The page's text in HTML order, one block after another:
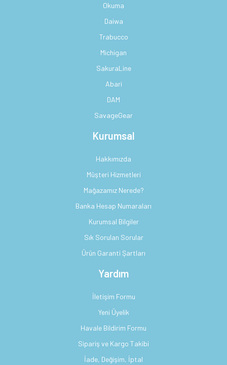
Okuma
Daiwa
Trabucco
Michigan
SakuraLine
Abari
DAM
SavageGear
Kurumsal
Hakkımızda
Müşteri Hizmetleri
Mağazamız Nerede?
Banka Hesap Numaraları
Kurumsal Bilgiler
Sık Sorulan Sorular
Ürün Garanti Şartları
Yardım
İletişim Formu
Yeni Üyelik
Havale Bildirim Formu
Sipariş ve Kargo Takibi
İade, Değişim, İptal